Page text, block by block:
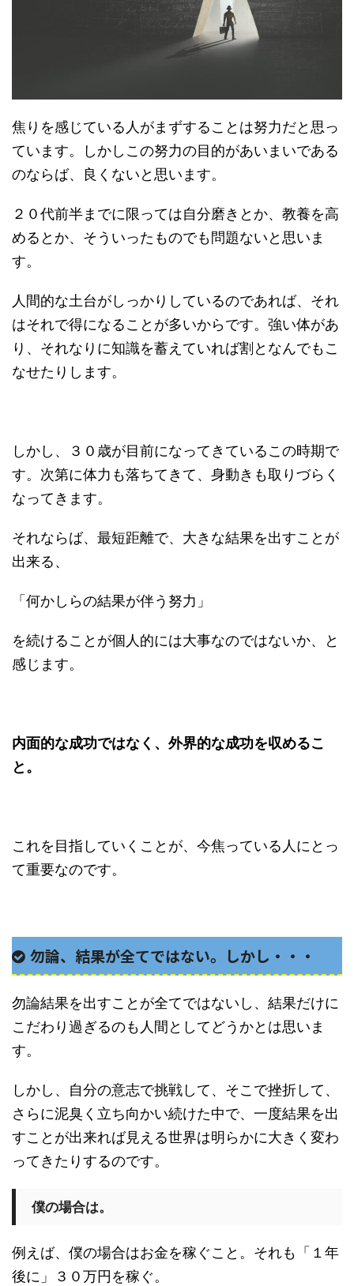
焦りを感じている人がまずすることは努力だと思っ
ています。しかしこの努力の目的があいまいである
のならば、良くないと思います。
２０代前半までに限っては自分磨きとか、教養を高
めるとか、そういったものでも問題ないと思いま
す。
人間的な土台がしっかりしているのであれば、それ
はそれで得になることが多いからです。強い体があ
り、それなりに知識を蓄えていれば割となんでもこ
なせたりします。
しかし、３０歳が目前になってきているこの時期で
す。次第に体力も落ちてきて、身動きも取りづらく
なってきます。
それならば、最短距離で、大きな結果を出すことが
出来る、
「何かしらの結果が伴う努力」
を続けることが個人的には大事なのではないか、と
感じます。
内面的な成功ではなく、外界的な成功を収めるこ
と。
これを目指していくことが、今焦っている人にとっ
て重要なのです。
勿論、結果が全てではない。しかし・・・
勿論結果を出すことが全てではないし、結果だけに
こだわり過ぎるのも人間としてどうかとは思いま
す。
しかし、自分の意志で挑戦して、そこで挫折して、
さらに泥臭く立ち向かい続けた中で、一度結果を出
すことが出来れば見える世界は明らかに大きく変わ
ってきたりするのです。
僕の場合は。
例えば、僕の場合はお金を稼ぐこと。それも「１年
後に」３０万円を稼ぐ。